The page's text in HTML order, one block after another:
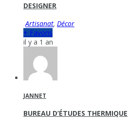
DESIGNER
Artisanat, Décor
+ Favoris
il y a 1 an
JANNET
BUREAU D’ÉTUDES THERMIQUE